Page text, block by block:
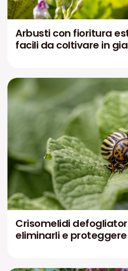
Arbusti con fioritura
facili da coltivare in
Crisomelidi
eliminarli e